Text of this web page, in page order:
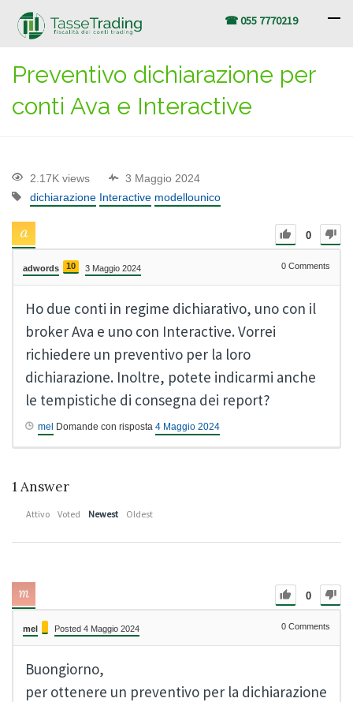
☎ 055 7770219
Preventivo dichiarazione per
conti Ava e Interactive
2.17K views
3 Maggio 2024
dichiarazione Interactive modellounico
0
adwords 10 3 Maggio 2024 0 Comments
Ho due conti in regime dichiarativo, uno con il
broker Ava e uno con Interactive. Vorrei
richiedere un preventivo per la loro
dichiarazione. Inoltre, potete indicarmi anche
le tempistiche di consegna dei report?
mel Domande con risposta 4 Maggio 2024
1 Answer
Attivo Voted Newest Oldest
0
mel Posted 4 Maggio 2024 0 Comments
Buongiorno,
per ottenere un preventivo per la dichiarazione